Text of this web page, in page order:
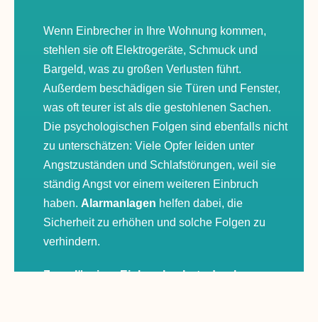
Wenn Einbrecher in Ihre Wohnung kommen,
stehlen sie oft Elektrogeräte, Schmuck und
Bargeld, was zu großen Verlusten führt.
Außerdem beschädigen sie Türen und Fenster,
was oft teurer ist als die gestohlenen Sachen.
Die psychologischen Folgen sind ebenfalls nicht
zu unterschätzen: Viele Opfer leiden unter
Angstzuständen und Schlafstörungen, weil sie
ständig Angst vor einem weiteren Einbruch
haben. Alarmanlagen helfen dabei, die
Sicherheit zu erhöhen und solche Folgen zu
verhindern.
Zuverlässiger Einbruchschutz durch